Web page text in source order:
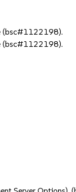
(bsc#1122198).
(bsc#1122198).